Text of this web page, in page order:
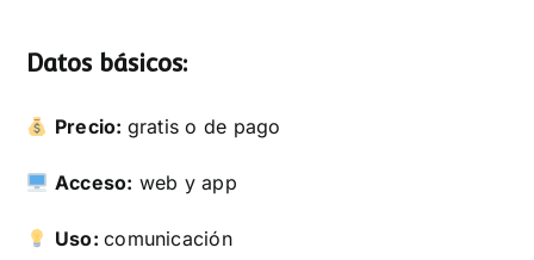
Datos básicos:
Precio: gratis o de pago
Acceso: web y app
Uso:comunicación